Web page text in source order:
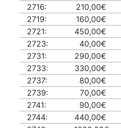
2716:
210,00€
2719:
160,00€
2721:
450,00€
2723:
40,00€
2731:
290,00€
2733:
330,00€
2737:
80,00€
2739:
70,00€
2741:
90,00€
2744:
440,00€